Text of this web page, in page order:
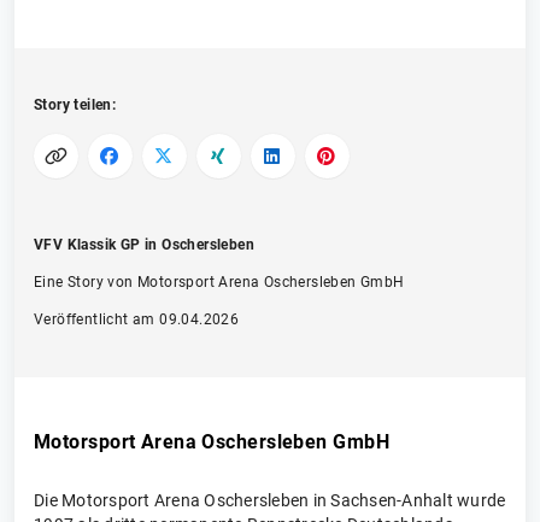
Story teilen:
VFV Klassik GP in Oschersleben
Eine Story von Motorsport Arena Oschersleben GmbH
Veröffentlicht am 09.04.2026
Motorsport Arena Oschersleben GmbH
Die Motorsport Arena Oschersleben in Sachsen-Anhalt wurde